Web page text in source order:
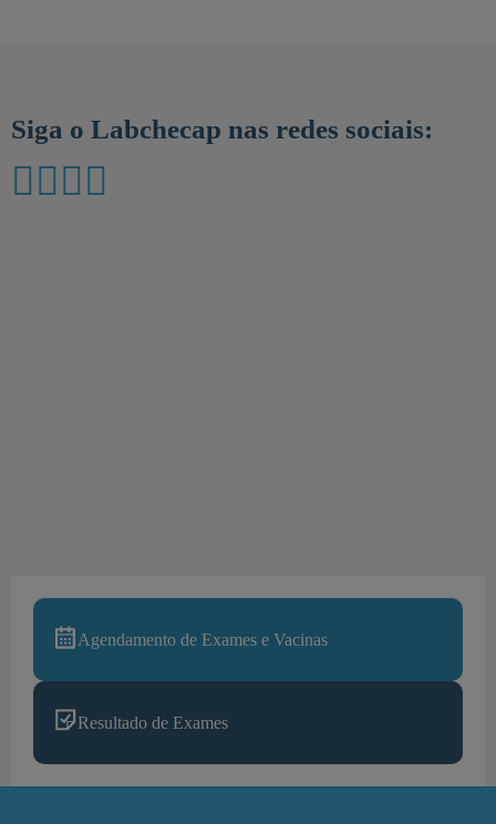
Siga o Labchecap nas redes sociais:
Agendamento de Exames e Vacinas
Resultado de Exames